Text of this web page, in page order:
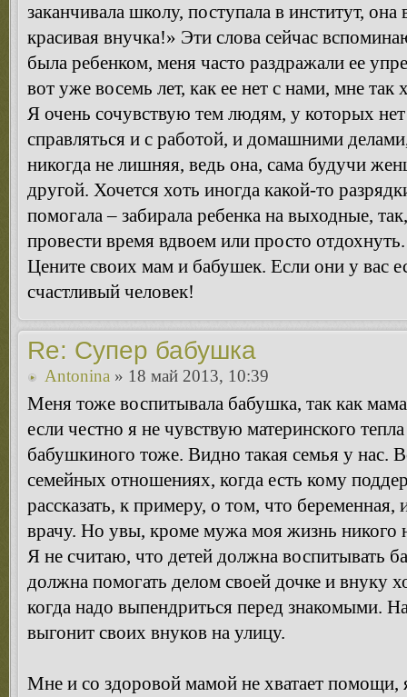
заканчивала школу, поступала в институт,
красивая внучка!» Эти слова сейчас
была ребенком, меня часто раздражали ее
вот уже восемь лет, как ее нет с нами, мне
Я очень сочувствую тем людям, у которых
справляться и с работой, и домашними
никогда не лишняя, ведь она, сама будучи
другой. Хочется хоть иногда какой-то
помогала – забирала ребенка на выходные,
провести время вдвоем или просто отдохнуть.
Цените своих мам и бабушек. Если они у вас
счастливый человек!
Re: Супер бабушка
Antonina » 18 май 2013, 10:39
Меня тоже воспитывала бабушка, так как
если честно я не чувствую материнского
бабушкиного тоже. Видно такая семья у нас.
семейных отношениях, когда есть кому
рассказать, к примеру, о том, что
врачу. Но увы, кроме мужа моя жизнь никого
Я не считаю, что детей должна воспитывать
должна помогать делом своей дочке и внуку
когда надо выпендриться перед знакомыми.
выгонит своих внуков на улицу.
Мне и со здоровой мамой не хватает помощи,